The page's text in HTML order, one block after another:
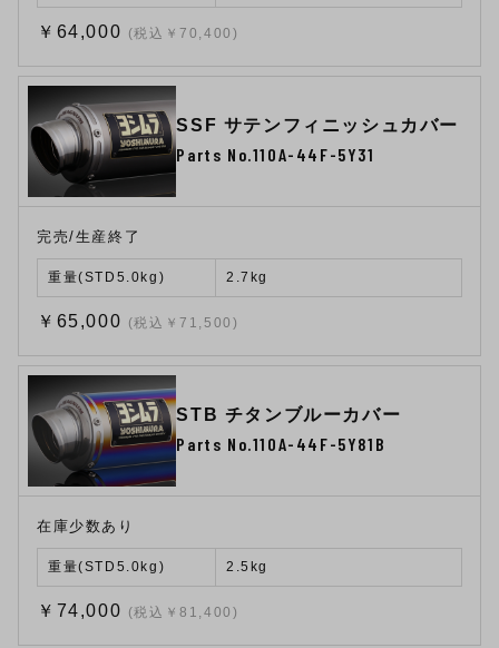
￥64,000 (税込￥70,400)
SSF サテンフィニッシュカバー
Parts No.110A-44F-5Y31
完売/生産終了
重量(STD5.0kg) 2.7kg
￥65,000 (税込￥71,500)
STB チタンブルーカバー
Parts No.110A-44F-5Y81B
在庫少数あり
重量(STD5.0kg) 2.5kg
￥74,000 (税込￥81,400)